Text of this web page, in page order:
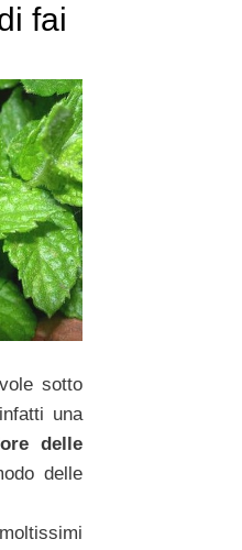
fai
sotto
una
delle
delle